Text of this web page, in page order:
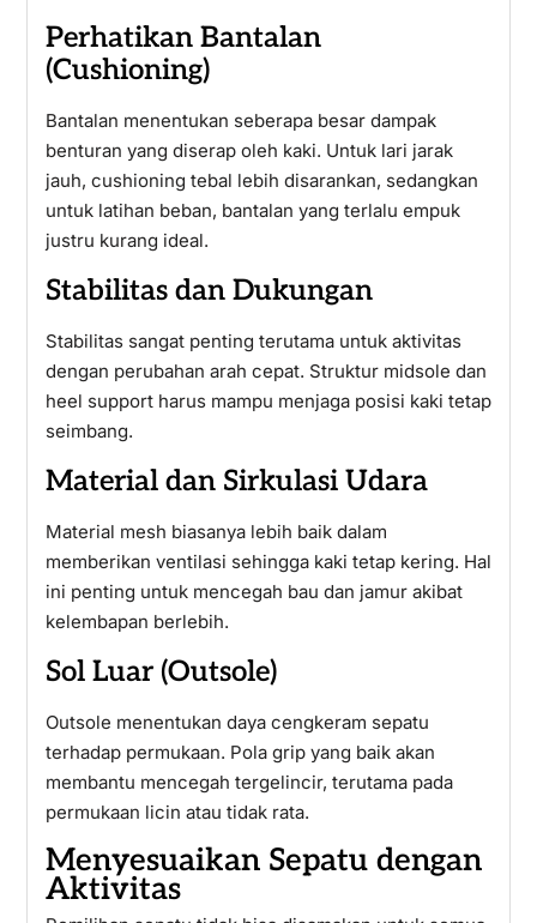
Perhatikan Bantalan
(Cushioning)
Bantalan menentukan seberapa besar dampak
benturan yang diserap oleh kaki. Untuk lari jarak
jauh, cushioning tebal lebih disarankan, sedangkan
untuk latihan beban, bantalan yang terlalu empuk
justru kurang ideal.
Stabilitas dan Dukungan
Stabilitas sangat penting terutama untuk aktivitas
dengan perubahan arah cepat. Struktur midsole dan
heel support harus mampu menjaga posisi kaki tetap
seimbang.
Material dan Sirkulasi Udara
Material mesh biasanya lebih baik dalam
memberikan ventilasi sehingga kaki tetap kering. Hal
ini penting untuk mencegah bau dan jamur akibat
kelembapan berlebih.
Sol Luar (Outsole)
Outsole menentukan daya cengkeram sepatu
terhadap permukaan. Pola grip yang baik akan
membantu mencegah tergelincir, terutama pada
permukaan licin atau tidak rata.
Menyesuaikan Sepatu dengan
Aktivitas